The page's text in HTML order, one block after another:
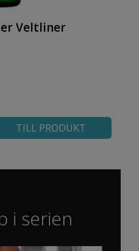
Veltliner
TILL PRODUKT
i serien